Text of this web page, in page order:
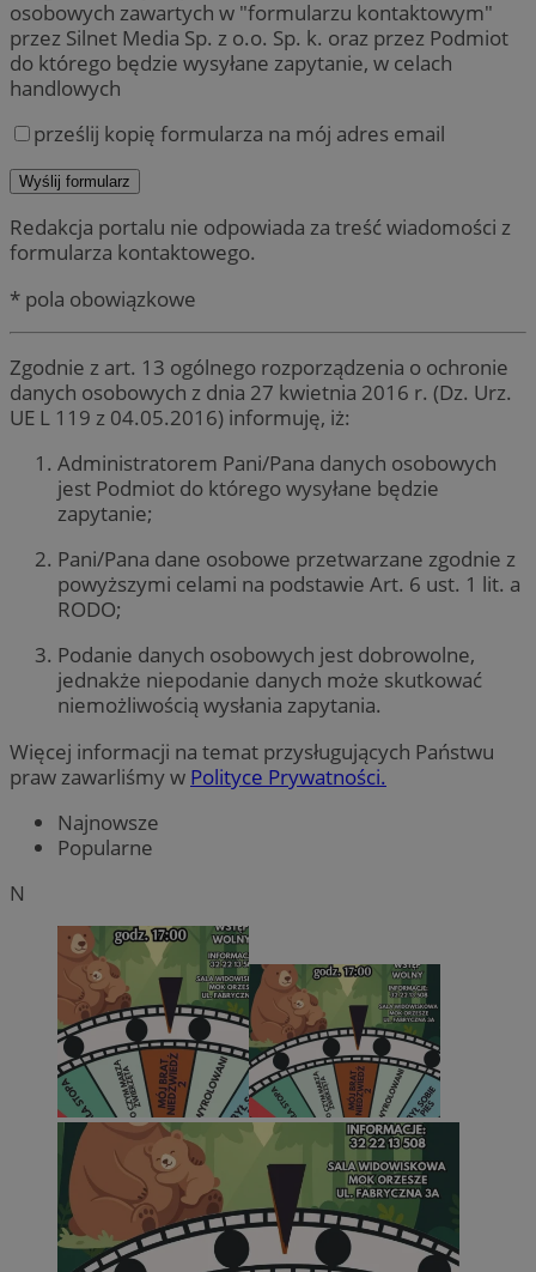
osobowych zawartych w "formularzu kontaktowym"
przez Silnet Media Sp. z o.o. Sp. k. oraz przez Podmiot
do którego będzie wysyłane zapytanie, w celach
handlowych
prześlij kopię formularza na mój adres email
Redakcja portalu nie odpowiada za treść wiadomości z
formularza kontaktowego.
* pola obowiązkowe
Zgodnie z art. 13 ogólnego rozporządzenia o ochronie
danych osobowych z dnia 27 kwietnia 2016 r. (Dz. Urz.
UE L 119 z 04.05.2016) informuję, iż:
Administratorem Pani/Pana danych osobowych
jest Podmiot do którego wysyłane będzie
zapytanie;
Pani/Pana dane osobowe przetwarzane zgodnie z
powyższymi celami na podstawie Art. 6 ust. 1 lit. a
RODO;
Podanie danych osobowych jest dobrowolne,
jednakże niepodanie danych może skutkować
niemożliwością wysłania zapytania.
Więcej informacji na temat przysługujących Państwu
praw zawarliśmy w Polityce Prywatności.
Najnowsze
Popularne
N